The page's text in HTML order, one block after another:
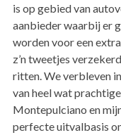
is op gebied van
aanbieder waarbij er
worden voor een
z’n tweetjes
ritten. We verbleven
van heel wat
Montepulciano en
perfecte uitvalbasis